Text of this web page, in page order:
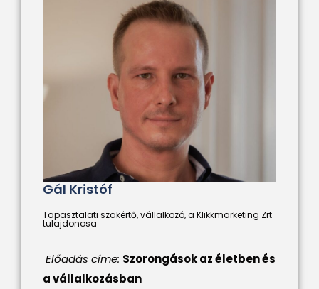
Gál Kristóf
Tapasztalati szakértő, vállalkozó, a Klikkmarketing Zrt
tulajdonosa
Előadás címe: Szorongások az életben és
a vállalkozásban